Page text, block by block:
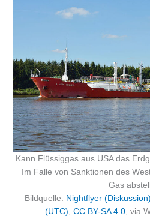
Kann Flüssiggas aus USA das
Im Falle von Sanktionen des
Gas
Bildquelle: Nightflyer
(UTC) CC BY-SA 4.0 , via